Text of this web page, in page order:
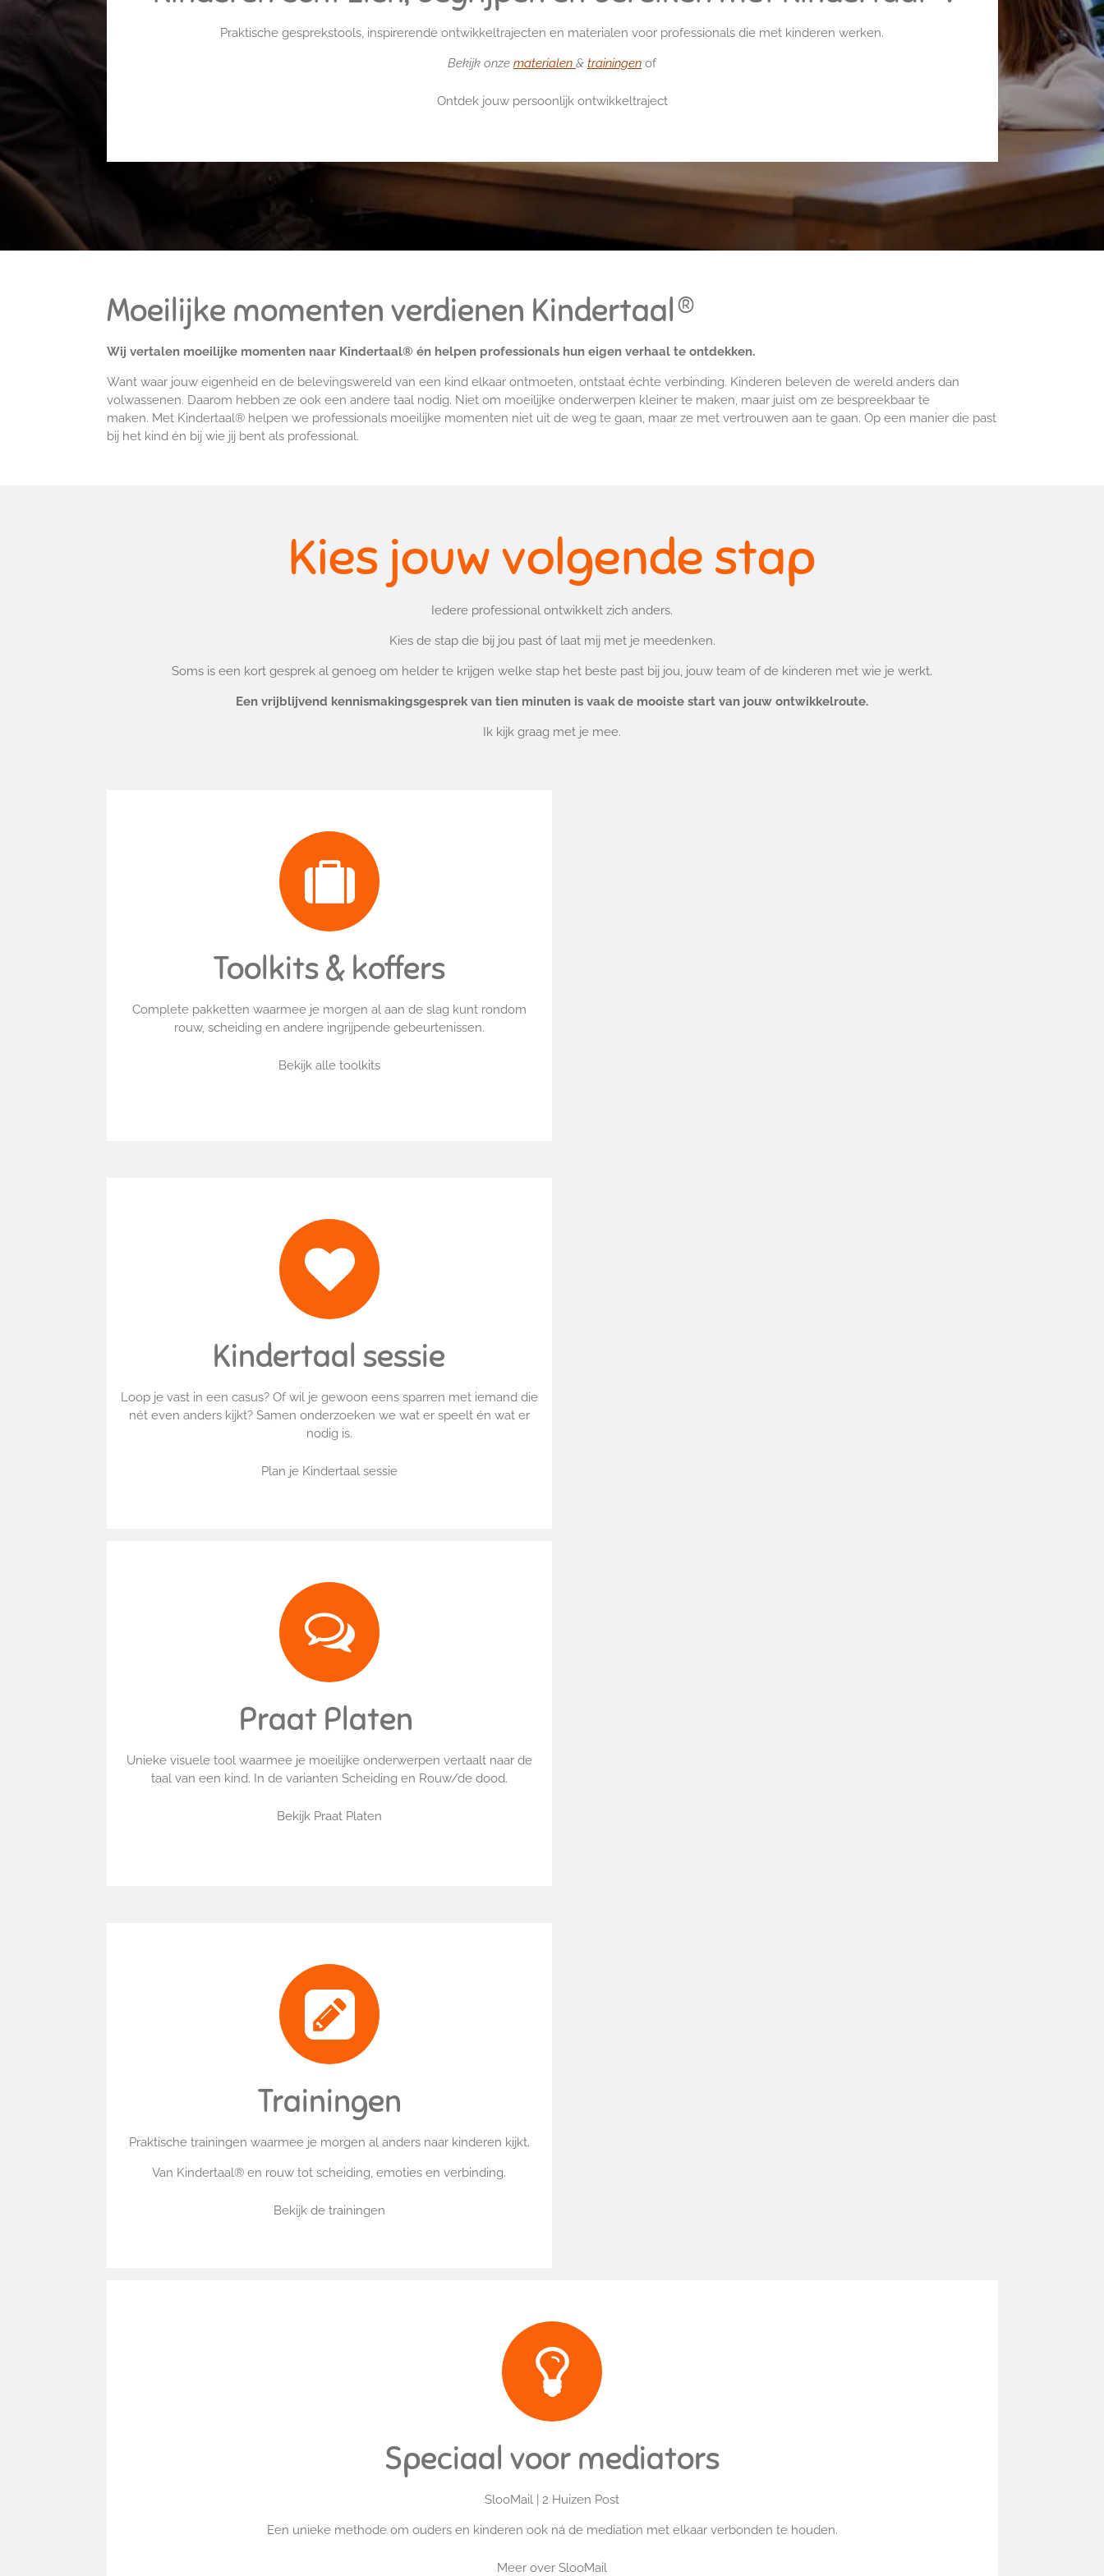
Praktische gesprekstools, inspirerende ontwikkeltrajecten en materialen voor professionals die met kinderen werken.
Bekijk onze materialen & trainingen of
Ontdek jouw persoonlijk ontwikkeltraject
Moeilijke momenten verdienen Kindertaal®
Wij vertalen moeilijke momenten naar Kindertaal® én helpen professionals hun eigen verhaal te ontdekken.
Want waar jouw eigenheid en de belevingswereld van een kind elkaar ontmoeten, ontstaat échte verbinding. Kinderen beleven de wereld anders dan
volwassenen. Daarom hebben ze ook een andere taal nodig. Niet om moeilijke onderwerpen kleiner te maken, maar juist om ze bespreekbaar te
maken. Met Kindertaal® helpen we professionals moeilijke momenten niet uit de weg te gaan, maar ze met vertrouwen aan te gaan. Op een manier die past
bij het kind én bij wie jij bent als professional.
Kies jouw volgende stap
Iedere professional ontwikkelt zich anders.
Kies de stap die bij jou past óf laat mij met je meedenken.
Soms is een kort gesprek al genoeg om helder te krijgen welke stap het beste past bij jou, jouw team of de kinderen met wie je werkt.
Een vrijblijvend kennismakingsgesprek van tien minuten is vaak de mooiste start van jouw ontwikkelroute.
Ik kijk graag met je mee.
Toolkits & koffers
Complete pakketten waarmee je morgen al aan de slag kunt rondom
rouw, scheiding en andere ingrijpende gebeurtenissen.
Bekijk alle toolkits
Kindertaal sessie
Loop je vast in een casus? Of wil je gewoon eens sparren met iemand die
nét even anders kijkt? Samen onderzoeken we wat er speelt én wat er
nodig is.
Plan je Kindertaal sessie
Praat Platen
Unieke visuele tool waarmee je moeilijke onderwerpen vertaalt naar de
taal van een kind. In de varianten Scheiding en Rouw/de dood.
Bekijk Praat Platen
Trainingen
Praktische trainingen waarmee je morgen al anders naar kinderen kijkt.
Van Kindertaal® en rouw tot scheiding, emoties en verbinding.
Bekijk de trainingen
Speciaal voor mediators
SlooMail | 2 Huizen Post
Een unieke methode om ouders en kinderen ook ná de mediation met elkaar verbonden te houden.
Meer over SlooMail